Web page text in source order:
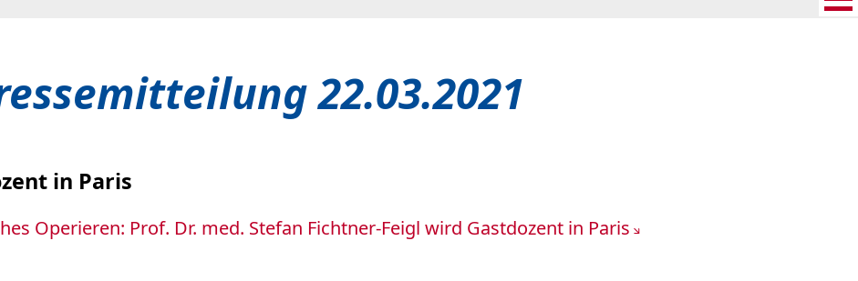
22.03.2021
in Paris
Operieren: Prof. Dr. med. Stefan Fichtner-Feigl wird Gastdozent in Paris